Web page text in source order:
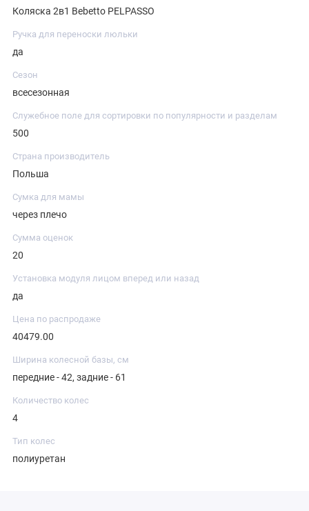
Коляска 2в1 Bebetto PELPASSO
Ручка для переноски люльки
да
Сезон
всесезонная
Служебное поле для сортировки по популярности и разделам
500
Страна производитель
Польша
Сумка для мамы
через плечо
Сумма оценок
20
Установка модуля лицом вперед или назад
да
Цена по распродаже
40479.00
Ширина колесной базы, см
передние - 42, задние - 61
Количество колес
4
Тип колес
полиуретан